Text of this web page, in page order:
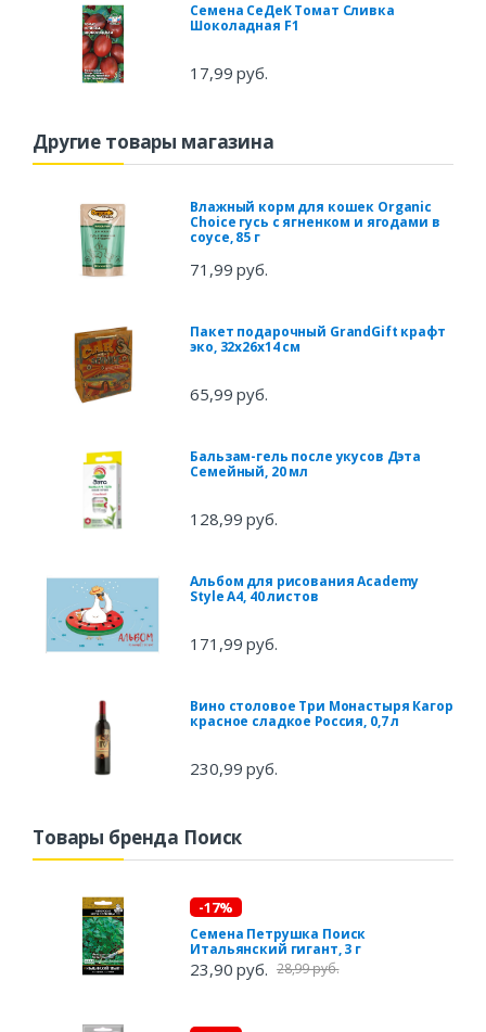
Семена СеДеК Томат Сливка
Шоколадная F1
17,99 руб.
Другие товары магазина
Влажный корм для кошек Organic
Сhoice гусь с ягненком и ягодами в
соусе, 85 г
71,99 руб.
Пакет подарочный GrandGift крафт
эко, 32x26x14 см
65,99 руб.
Бальзам-гель после укусов Дэта
Семейный, 20 мл
128,99 руб.
Альбом для рисования Academy
Style А4, 40 листов
171,99 руб.
Вино столовое Три Монастыря Кагор
красное сладкое Россия, 0,7 л
230,99 руб.
Товары бренда Поиск
-17%
Семена Петрушка Поиск
Итальянский гигант, 3 г
23,90 руб. 28,99 руб.